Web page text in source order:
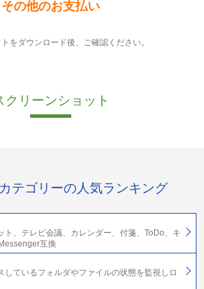
その他のお支払い
をダウンロード後、ご確認ください。
クリーンショット
テゴリーの人気ランキング
ト、テレビ会議、カレンダー、付箋、ToDo、キ
互換
しているフォルダやファイルの状態を監視しロ